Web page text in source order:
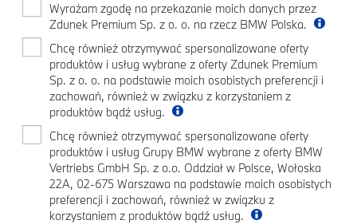
Wyrażam zgodę na przekazanie moich danych przez
Zdunek Premium Sp. z o. o. na rzecz BMW Polska.
Chcę również otrzymywać spersonalizowane oferty
produktów i usług wybrane z oferty Zdunek Premium
Sp. z o. o. na podstawie moich osobistych preferencji i
zachowań, również w związku z korzystaniem z
produktów bądź usług.
Chcę również otrzymywać spersonalizowane oferty
produktów i usług Grupy BMW wybrane z oferty BMW
Vertriebs GmbH Sp. z o.o. Oddział w Polsce, Wołoska
22A, 02-675 Warszawa na podstawie moich osobistych
preferencji i zachowań, również w związku z
korzystaniem z produktów bądź usług.